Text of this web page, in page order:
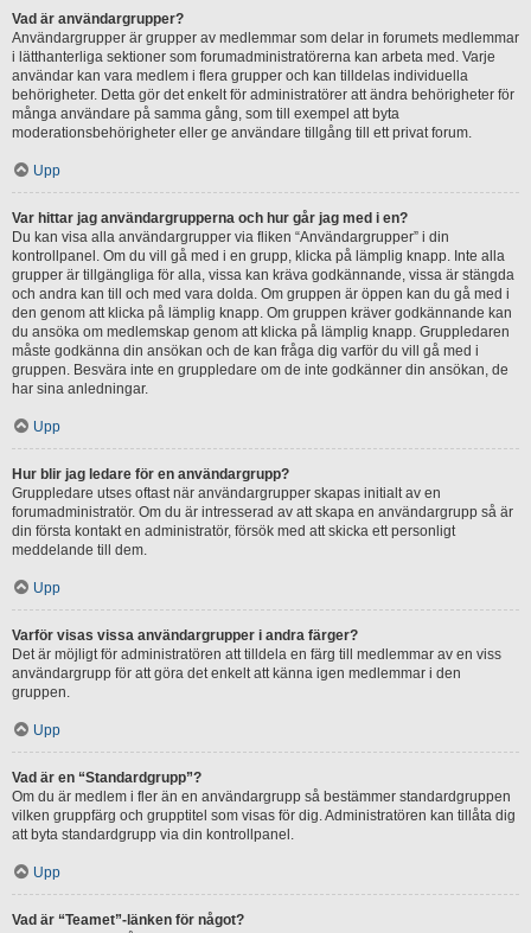
Vad är användargrupper?
Användargrupper är grupper av medlemmar som delar in forumets medlemmar
i lätthanterliga sektioner som forumadministratörerna kan arbeta med. Varje
användar kan vara medlem i flera grupper och kan tilldelas individuella
behörigheter. Detta gör det enkelt för administratörer att ändra behörigheter för
många användare på samma gång, som till exempel att byta
moderationsbehörigheter eller ge användare tillgång till ett privat forum.
Upp
Var hittar jag användargrupperna och hur går jag med i en?
Du kan visa alla användargrupper via fliken “Användargrupper” i din
kontrollpanel. Om du vill gå med i en grupp, klicka på lämplig knapp. Inte alla
grupper är tillgängliga för alla, vissa kan kräva godkännande, vissa är stängda
och andra kan till och med vara dolda. Om gruppen är öppen kan du gå med i
den genom att klicka på lämplig knapp. Om gruppen kräver godkännande kan
du ansöka om medlemskap genom att klicka på lämplig knapp. Gruppledaren
måste godkänna din ansökan och de kan fråga dig varför du vill gå med i
gruppen. Besvära inte en gruppledare om de inte godkänner din ansökan, de
har sina anledningar.
Upp
Hur blir jag ledare för en användargrupp?
Gruppledare utses oftast när användargrupper skapas initialt av en
forumadministratör. Om du är intresserad av att skapa en användargrupp så är
din första kontakt en administratör, försök med att skicka ett personligt
meddelande till dem.
Upp
Varför visas vissa användargrupper i andra färger?
Det är möjligt för administratören att tilldela en färg till medlemmar av en viss
användargrupp för att göra det enkelt att känna igen medlemmar i den
gruppen.
Upp
Vad är en “Standardgrupp”?
Om du är medlem i fler än en användargrupp så bestämmer standardgruppen
vilken gruppfärg och grupptitel som visas för dig. Administratören kan tillåta dig
att byta standardgrupp via din kontrollpanel.
Upp
Vad är “Teamet”-länken för något?